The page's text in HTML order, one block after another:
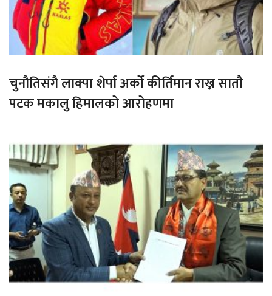
चुनौतिसंगै लाक्पा शेर्पा अर्को कीर्तिमान राख्न सातौ
पटक मकालु हिमालको आरोहणमा